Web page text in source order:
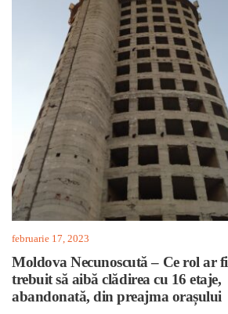
februarie 17, 2023
Moldova Necunoscută – Ce rol ar fi
trebuit să aibă clădirea cu 16 etaje,
abandonată, din preajma orașului